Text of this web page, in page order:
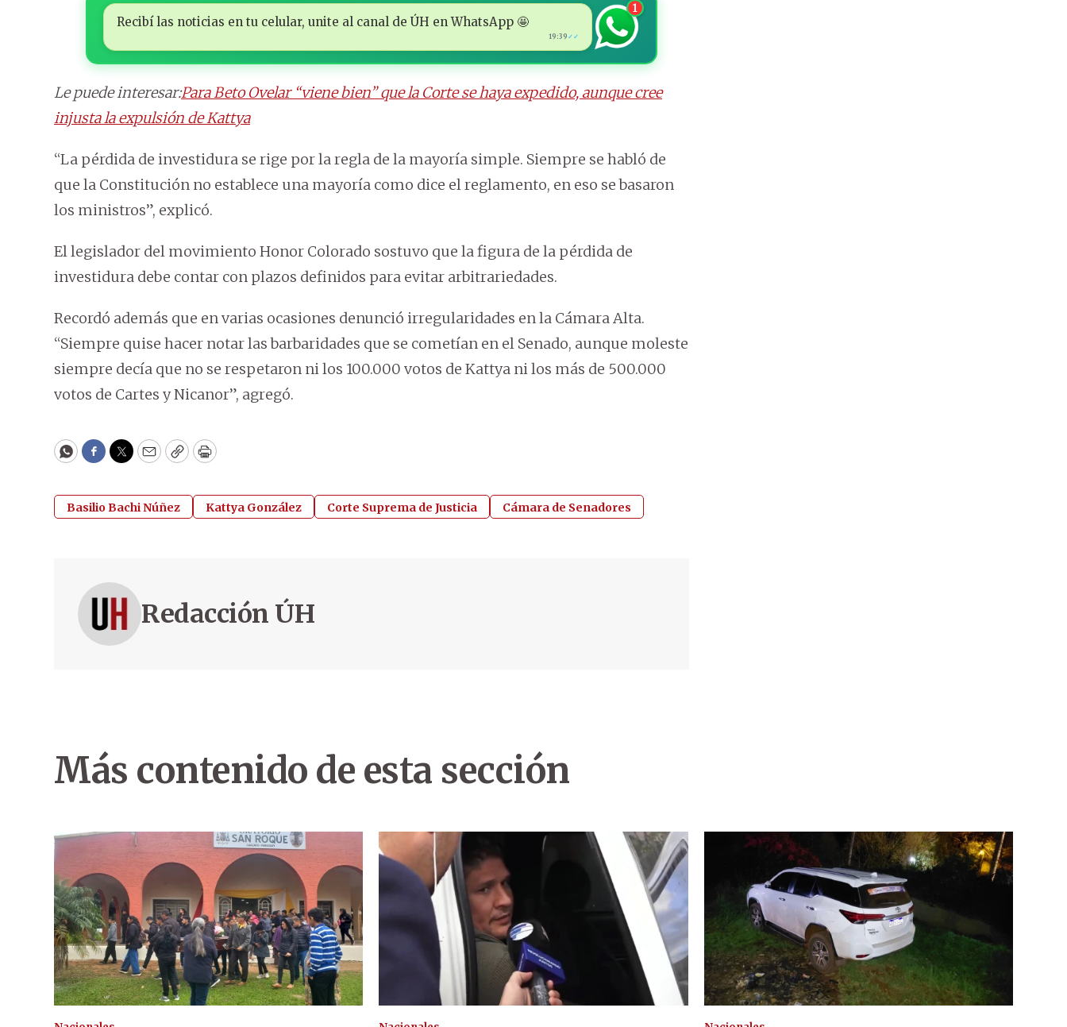
Recibí las noticias en tu celular, unite al canal de ÚH en WhatsApp 🤩
19:39 ✓✓
1
Le puede interesar:Para Beto Ovelar “viene bien” que la Corte se haya expedido, aunque cree
injusta la expulsión de Kattya
“La pérdida de investidura se rige por la regla de la mayoría simple. Siempre se habló de
que la Constitución no establece una mayoría como dice el reglamento, en eso se basaron
los ministros”, explicó.
El legislador del movimiento Honor Colorado sostuvo que la figura de la pérdida de
investidura debe contar con plazos definidos para evitar arbitrariedades.
Recordó además que en varias ocasiones denunció irregularidades en la Cámara Alta.
“Siempre quise hacer notar las barbaridades que se cometían en el Senado, aunque moleste
siempre decía que no se respetaron ni los 100.000 votos de Kattya ni los más de 500.000
votos de Cartes y Nicanor”, agregó.
WhatsApp
Facebook
Twitter
EmailCopyPrint
Basilio Bachi Núñez Kattya González Corte Suprema de Justicia Cámara de Senadores
Redacción ÚH
Más contenido de esta sección